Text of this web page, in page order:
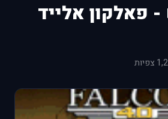
פאלקון אלייד